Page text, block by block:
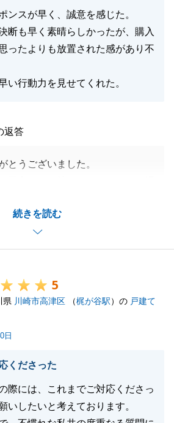
ンスが早く、誠意を感じた。
断も早く素晴らしかったが、購入
ったよりも放置された感があり不
い行動力を見せてくれた。
続きを読む
返答
とうございました。
S様にはいつも迅速にご対応いた
打ち合わせを重ねていただけたこ
おります。
ていただきますので、いつでもお
さい。
5
県 川崎市高津区 （梶が谷駅）の 戸建て
日
くださった
際には、これまでご対応くださっ
いしたいと考えております。